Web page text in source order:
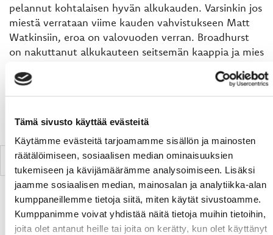
Tämä sivusto käyttää evästeitä
Käytämme evästeitä tarjoamamme sisällön ja mainosten
räätälöimiseen, sosiaalisen median ominaisuuksien
tukemiseen ja kävijämäärämme analysoimiseen. Lisäksi
jaamme sosiaalisen median, mainosalan ja analytiikka-alan
kumppaneillemme tietoja siitä, miten käytät sivustoamme.
Kumppanimme voivat yhdistää näitä tietoja muihin tietoihin,
joita olet antanut heille tai joita on kerätty, kun olet käyttänyt
pelannut kohtalaisen hyvän alkukauden. Varsinkin jos
miestä verrataan viime kauden vahvistukseen Matt
Watkinsiin, eroa on valovuoden verran. Broadhurst
on nakuttanut alkukauteen seitsemän kaappia ja mies
paikka tulee.
SARJATAULUKKO
Joukkue O V T PM P/O